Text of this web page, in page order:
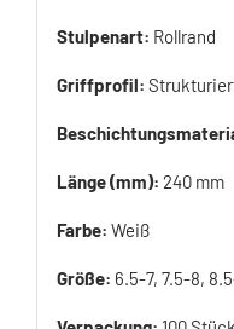
Stulpenart: Rollrand
Griffprofil:
Länge (mm): 240 mm
Farbe: Weiß
Größe: 6.5-7, 7.5-8,